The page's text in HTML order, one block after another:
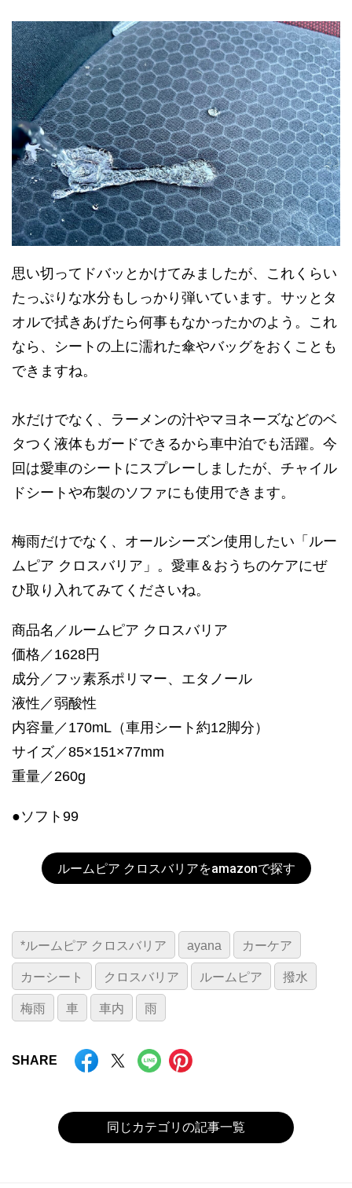
思い切ってドバッとかけてみましたが、これくらい
たっぷりな水分もしっかり弾いています。サッとタ
オルで拭きあげたら何事もなかったかのよう。これ
なら、シートの上に濡れた傘やバッグをおくことも
できますね。
水だけでなく、ラーメンの汁やマヨネーズなどのベ
タつく液体もガードできるから車中泊でも活躍。今
回は愛車のシートにスプレーしましたが、チャイル
ドシートや布製のソファにも使用できます。
梅雨だけでなく、オールシーズン使用したい「ルー
ムピア クロスバリア」。愛車＆おうちのケアにぜ
ひ取り入れてみてくださいね。
商品名／ルームピア クロスバリア
価格／1628円
成分／フッ素系ポリマー、エタノール
液性／弱酸性
内容量／170mL（車用シート約12脚分）
サイズ／85×151×77mm
重量／260g
●ソフト99
ルームピア クロスバリアをamazonで探す
*ルームピア クロスバリア ayana カーケア
カーシート クロスバリア ルームピア 撥水
梅雨 車 車内 雨
SHARE
同じカテゴリの記事一覧